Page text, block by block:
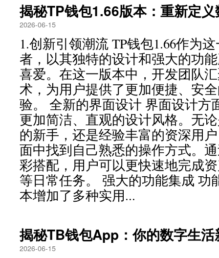
揭秘TP钱包1.66版本：重新定
2026-06-15
1.创新引领潮流 TP钱包1.66作为
者，以其独特的设计和强大的功
喜爱。在这一版本中，开发团队
术，为用户提供了更加便捷、安
验。 全新的界面设计 界面设计方
更加简洁、直观的设计风格。无
的新手，还是经验丰富的资深用
面中找到自己熟悉的操作方式。
彩搭配，用户可以更快速地完成
等日常任务。 强大的功能集成 功
本增加了多种实用...
揭秘TB钱包App：你的数字生活
2026-06-15